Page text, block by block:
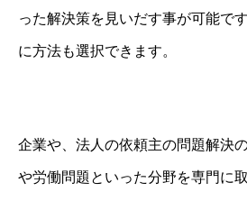
った解決策を見いだす事が可能で
に方法も選択できます。
企業や、法人の依頼主の問題解決
や労働問題といった分野を専門に